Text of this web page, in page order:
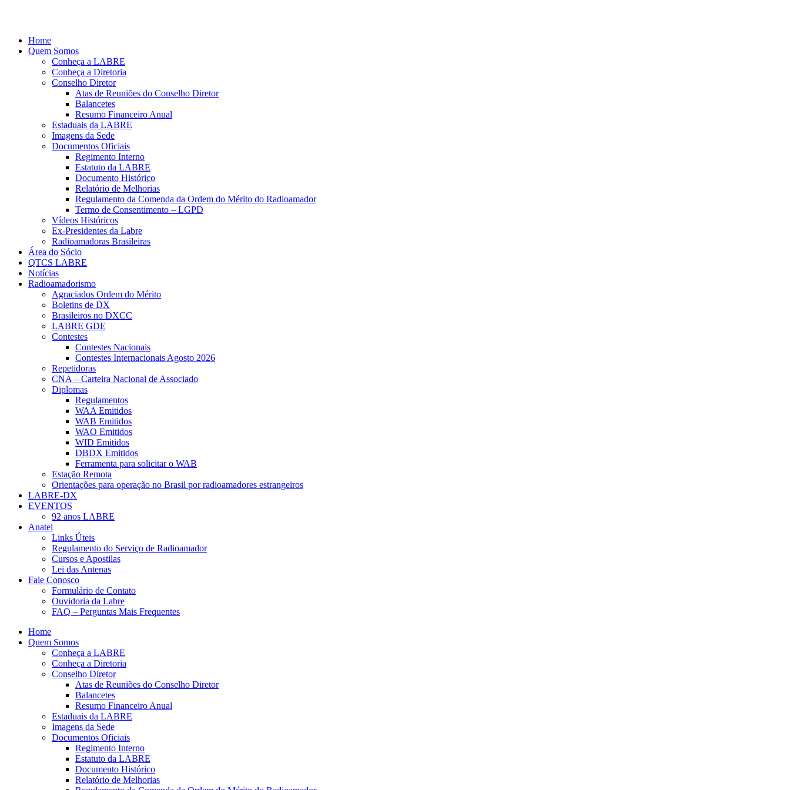
conteúdoHome
Quem Somos
Conheça a LABRE
Conheça a Diretoria
Conselho Diretor
Atas de Reuniões do Conselho Diretor
Balancetes
Resumo Financeiro Anual
Estaduais da LABRE
Imagens da Sede
Documentos Oficiais
Regimento Interno
Estatuto da LABRE
Documento Histórico
Relatório de Melhorias
Regulamento da Comenda da Ordem do Mérito do Radioamador
Termo de Consentimento – LGPD
Vídeos Históricos
Ex-Presidentes da Labre
Radioamadoras Brasileiras
Área do Sócio
QTCS LABRE
Notícias
Radioamadorismo
Agraciados Ordem do Mérito
Boletins de DX
Brasileiros no DXCC
LABRE GDE
Contestes
Contestes Nacionais
Contestes Internacionais Agosto 2026
Repetidoras
CNA – Carteira Nacional de Associado
Diplomas
Regulamentos
WAA Emitidos
WAB Emitidos
WAO Emitidos
WID Emitidos
DBDX Emitidos
Ferramenta para solicitar o WAB
Estação Remota
Orientações para operação no Brasil por radioamadores estrangeiros
LABRE-DX
EVENTOS
92 anos LABRE
Anatel
Links Úteis
Regulamento do Serviço de Radioamador
Cursos e Apostilas
Lei das Antenas
Fale Conosco
Formulário de Contato
Ouvidoria da Labre
FAQ – Perguntas Mais Frequentes
Home
Quem Somos
Conheça a LABRE
Conheça a Diretoria
Conselho Diretor
Atas de Reuniões do Conselho Diretor
Balancetes
Resumo Financeiro Anual
Estaduais da LABRE
Imagens da Sede
Documentos Oficiais
Regimento Interno
Estatuto da LABRE
Documento Histórico
Relatório de Melhorias